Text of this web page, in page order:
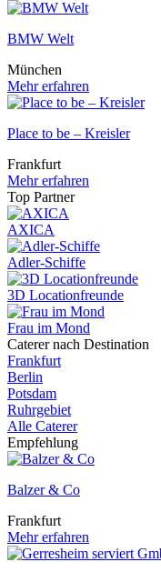
BMW Welt
München
Mehr erfahren
Place to be – Kreisler
Frankfurt
Mehr erfahren
Top Partner
AXICA
Adler-Schiffe
3D Locationfreunde
Frau im Mond
Caterer nach Destination
Frankfurt
Berlin
Potsdam
Ruhrgebiet
Alle Caterer
Empfehlung
Balzer & Co
Frankfurt
Mehr erfahren